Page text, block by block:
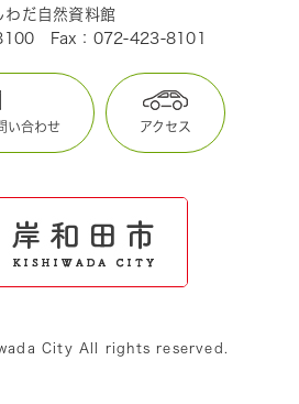
わだ自然資料館
Fax：072-423-8101
い合わせ アクセス
City All rights reserved.